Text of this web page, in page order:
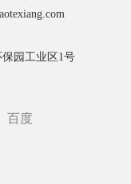
园工业区1号
百度